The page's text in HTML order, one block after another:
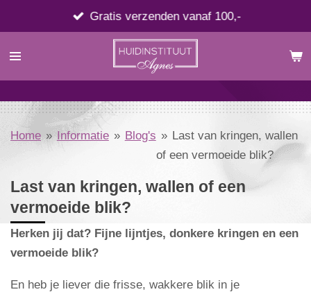
direct
naar
Gratis verzenden vanaf 100,-
Home » Informatie » Blog's » Last van kringen, wallen
of een vermoeide blik?
Last van kringen, wallen of een
vermoeide blik?
Herken jij dat? Fijne lijntjes, donkere kringen en een
vermoeide blik?
En heb je liever die frisse, wakkere blik in je